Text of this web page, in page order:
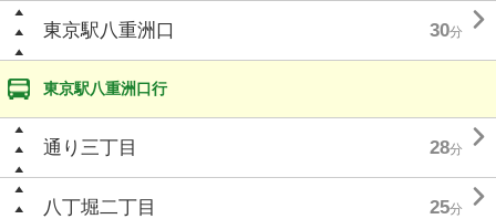
東京駅八重洲口 30分 
東京駅八重洲口行
通り三丁目 28分 
八丁堀二丁目 25分 